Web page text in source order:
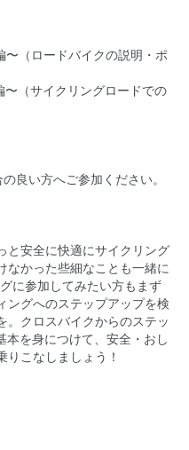
（ロードバイクの説明・ポ
（サイクリングロードでの
良い方へご参加ください。
と安全に快適にサイクリング
なかった些細なことも一緒に
に参加してみたい方もまず
グへのステップアップを検
。クロスバイクからのステッ
本を身につけて、安全・おし
りこなしましょう！